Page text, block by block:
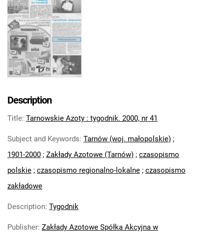
Tarnowskie Azoty : Organ Samorządu
Robotniczego Zakładów Azotowych im.
Feliksa Dzierżyńskiego. 1969
Tarnowskie Azoty : Organ Samorządu
Robotniczego Zakładów Azotowych im.
Feliksa Dzierżyńskiego. 1970
Robotniczego Zakładów Azotowych im.
Tarnowskie Azoty : Organ Samorządu
Feliksa Dzierżyńskiego. 1972
Tarnowskie Azoty : Organ Samorządu
Robotniczego Zakładów Azotowych im.
Feliksa Dzierżyńskiego. 1974
Robotniczego Zakładów Azotowych im.
Feliksa Dzierżyńskiego. 1975
Description
Title: Tarnowskie Azoty : tygodnik. 2000, nr 41
Subject and Keywords: Tarnów (woj. małopolskie) ;
1901-2000 ; Zakłady Azotowe (Tarnów) ; czasopismo
polskie ; czasopismo regionalno-lokalne ; czasopismo
zakładowe
Description: Tygodnik
Publisher: Zakłady Azotowe Spółka Akcyjna w